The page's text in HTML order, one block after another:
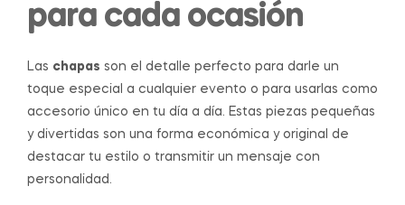
para cada ocasión
Las chapas son el detalle perfecto para darle un
toque especial a cualquier evento o para usarlas como
accesorio único en tu día a día. Estas piezas pequeñas
y divertidas son una forma económica y original de
destacar tu estilo o transmitir un mensaje con
personalidad.